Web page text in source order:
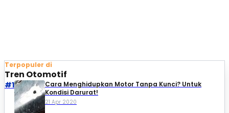
Terpopuler di
Tren Otomotif
#1
Cara Menghidupkan Motor Tanpa Kunci? Untuk
Kondisi Darurat!
21 Apr 2020